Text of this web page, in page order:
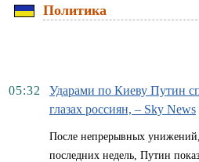
Политика
05:32
Ударами по Киеву Путин
глазах россиян, – Sky News
После непрерывных
последних недель, Путин